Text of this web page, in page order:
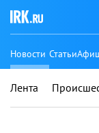
Новости Статьи
Лента